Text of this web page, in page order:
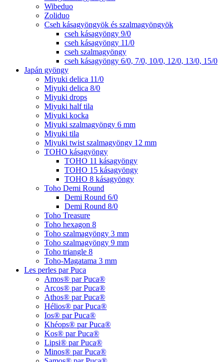
Wibeduo
Zoliduo
Cseh kásagyöngyök és szalmagyöngyök
cseh kásagyöngy 9/0
cseh kásagyöngy 11/0
cseh szalmagyöngy
cseh kásagyöngy 6/0, 7/0, 10/0, 12/0, 13/0, 15/0
Japán gyöngy
Miyuki delica 11/0
Miyuki delica 8/0
Miyuki drops
Miyuki half tila
Miyuki kocka
Miyuki szalmagyöngy 6 mm
Miyuki tila
Miyuki twist szalmagyöngy 12 mm
TOHO kásagyöngy
TOHO 11 kásagyöngy
TOHO 15 kásagyöngy
TOHO 8 kásagyöngy
Toho Demi Round
Demi Round 6/0
Demi Round 8/0
Toho Treasure
Toho hexagon 8
Toho szalmagyöngy 3 mm
Toho szalmagyöngy 9 mm
Toho triangle 8
Toho-Magatama 3 mm
Les perles par Puca
Amos® par Puca®
Arcos® par Puca®
Athos® par Puca®
Hélios® par Puca®
Ios® par Puca®
Khéops® par Puca®
Kos® par Puca®
Lipsi® par Puca®
Minos® par Puca®